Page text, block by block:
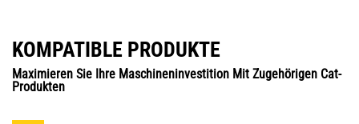
KOMPATIBLE PRODUKTE
Maximieren Sie Ihre Maschineninvestition Mit Zugehörigen Cat-
Produkten